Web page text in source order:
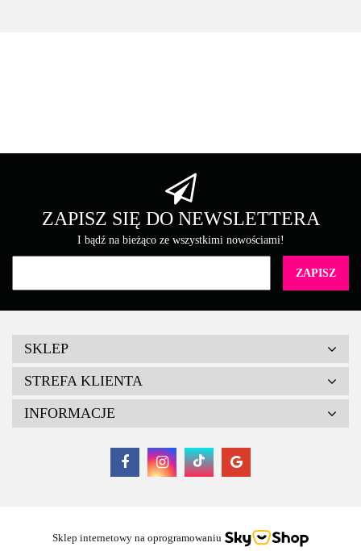
Brother
Cartridge Web
ZAPISZ SIĘ DO NEWSLETTERA
I bądź na bieżąco ze wszystkimi nowościami!
SKLEP
STREFA KLIENTA
INFORMACJE
Sklep internetowy na oprogramowaniu